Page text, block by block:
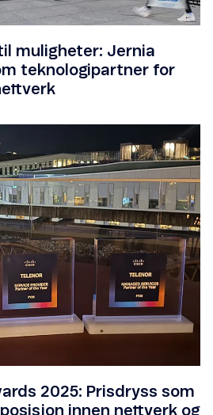
muligheter: Jernia
teknologipartner for
2025: Prisdryss som
innen nettverk og